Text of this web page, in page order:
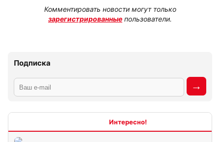
Подписка
Комментировать новости могут только
зарегистрированные пользователи.